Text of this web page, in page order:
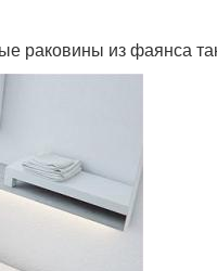
раковины из фаянса